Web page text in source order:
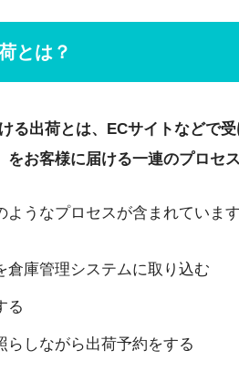
とは？
る出荷とは、ECサイトなどで
をお客様に届ける一連のプロセス
ようなプロセスが含まれています
倉庫管理システムに取り込む
る
らしながら出荷予約をする